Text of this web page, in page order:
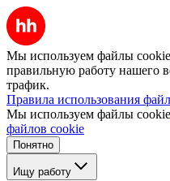
Мы используем файлы
правильную работу нашего
трафик.
Правила использования
Мы используем файлы
файлов cookie
Понятно
Ищу работу